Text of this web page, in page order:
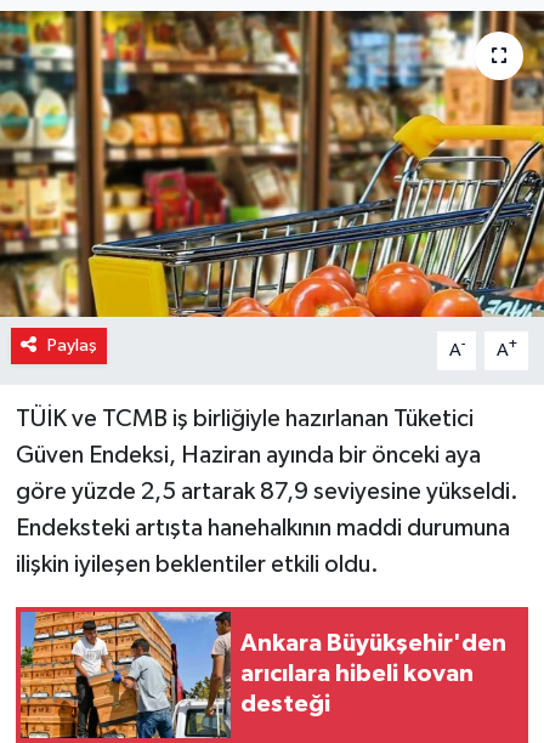
Paylaş A- A+
TÜİK ve TCMB iş birliğiyle hazırlanan Tüketici
Güven Endeksi, Haziran ayında bir önceki aya
göre yüzde 2,5 artarak 87,9 seviyesine yükseldi.
Endeksteki artışta hanehalkının maddi durumuna
ilişkin iyileşen beklentiler etkili oldu.
Ankara Büyükşehir'den
arıcılara hibeli kovan
desteği
Haber Arşivi